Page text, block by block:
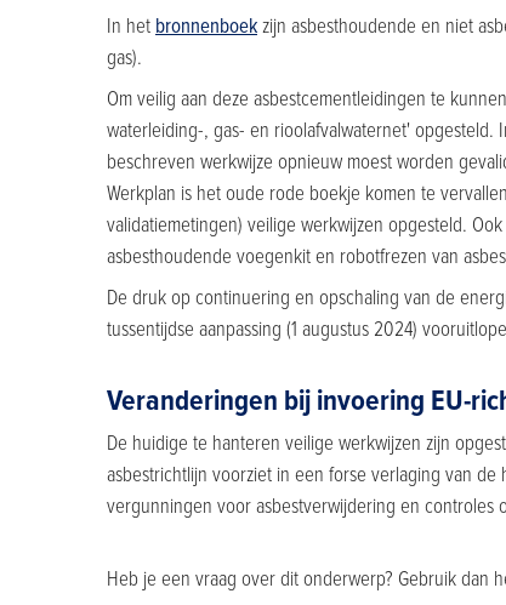
In het bronnenboekzijn asbesthoudende en niet
gas).
Om veilig aan deze asbestcementleidingen te
waterleiding-, gas- en rioolafvalwaternet' opgesteld.
beschreven werkwijze opnieuw moest worden
Werkplan is het oude rode boekje komen te
validatiemetingen) veilige werkwijzen opgesteld.
asbesthoudende voegenkit en robotfrezen van
De druk op continuering en opschaling van de
tussentijdse aanpassing (1 augustus 2024)
Veranderingen bij invoering EU-
De huidige te hanteren veilige werkwijzen zijn
asbestrichtlijn voorziet in een forse verlaging van
vergunningen voor asbestverwijdering en controles
Heb je een vraag over dit onderwerp? Gebruik dan